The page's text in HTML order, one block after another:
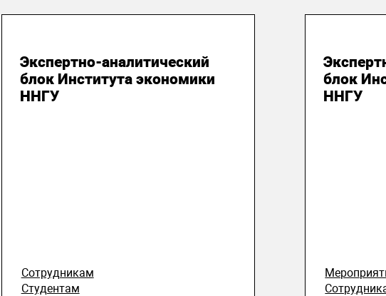
Экспертно-аналитический
блок Института экономики
ННГУ
Сотрудникам
Студентам
блок
ННГУ